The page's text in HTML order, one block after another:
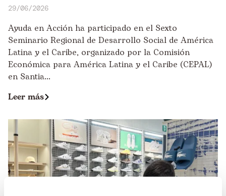
29/06/2026
Ayuda en Acción ha participado en el Sexto
Seminario Regional de Desarrollo Social de América
Latina y el Caribe, organizado por la Comisión
Económica para América Latina y el Caribe (CEPAL)
en Santia...
Leer más